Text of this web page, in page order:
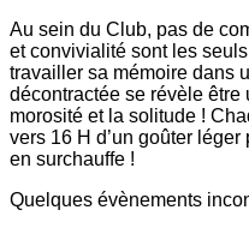
Au sein du Club, pas de
et convivialité sont les
travailler sa mémoire dans
décontractée se révèle
morosité et la solitude !
vers 16 H d’un goûter
en surchauffe !
Quelques évènements